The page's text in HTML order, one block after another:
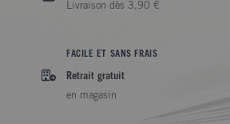
Livraison dès 3,90 €
FACILE ET SANS FRAIS
Retrait gratuit
en magasin